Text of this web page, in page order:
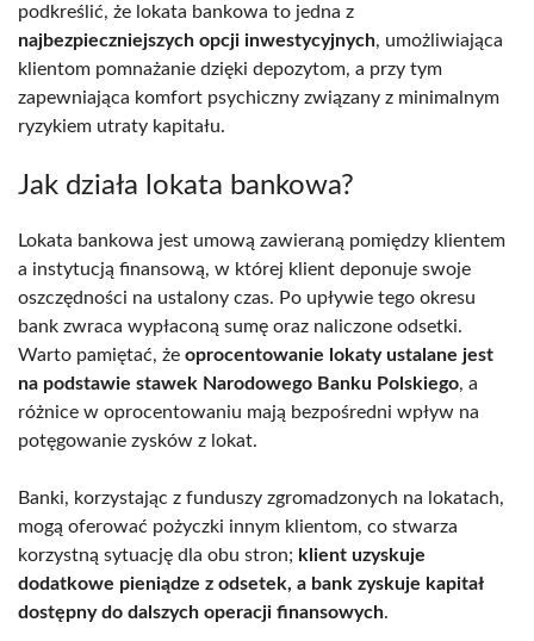
podkreślić, że lokata bankowa to jedna z
najbezpieczniejszych opcji inwestycyjnych, umożliwiająca
klientom pomnażanie dzięki depozytom, a przy tym
zapewniająca komfort psychiczny związany z minimalnym
ryzykiem utraty kapitału.
Jak działa lokata bankowa?
Lokata bankowa jest umową zawieraną pomiędzy klientem
a instytucją finansową, w której klient deponuje swoje
oszczędności na ustalony czas. Po upływie tego okresu
bank zwraca wypłaconą sumę oraz naliczone odsetki.
Warto pamiętać, że oprocentowanie lokaty ustalane jest
na podstawie stawek Narodowego Banku Polskiego, a
różnice w oprocentowaniu mają bezpośredni wpływ na
potęgowanie zysków z lokat.
Banki, korzystając z funduszy zgromadzonych na lokatach,
mogą oferować pożyczki innym klientom, co stwarza
korzystną sytuację dla obu stron; klient uzyskuje
dodatkowe pieniądze z odsetek, a bank zyskuje kapitał
dostępny do dalszych operacji finansowych.